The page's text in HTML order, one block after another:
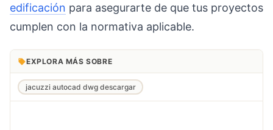
edificación para asegurarte de que tus proyectos
cumplen con la normativa aplicable.
EXPLORA MÁS SOBRE
jacuzzi autocad dwg descargar